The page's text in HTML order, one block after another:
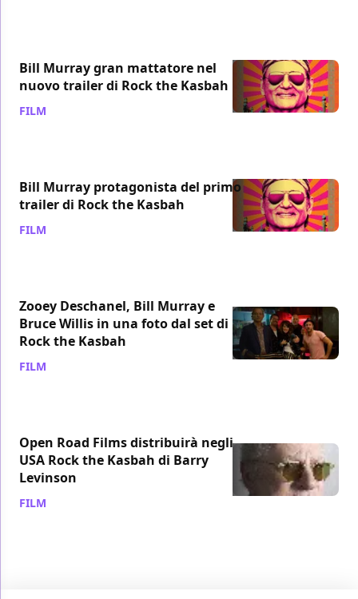
Bill Murray gran mattatore nel
nuovo trailer di Rock the Kasbah
FILM
Bill Murray protagonista del primo
trailer di Rock the Kasbah
FILM
Zooey Deschanel, Bill Murray e
Bruce Willis in una foto dal set di
Rock the Kasbah
FILM
Open Road Films distribuirà negli
USA Rock the Kasbah di Barry
Levinson
FILM